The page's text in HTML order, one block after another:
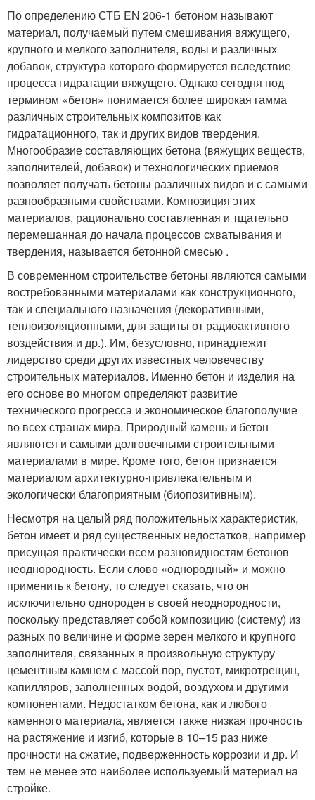
По определению СТБ EN 206-1 бетоном называют
материал, получаемый путем смешивания вяжущего,
крупного и мелкого заполнителя, воды и различных
добавок, структура которого формируется вследствие
процесса гидратации вяжущего. Однако сегодня под
термином «бетон» понимается более широкая гамма
различных строительных композитов как
гидратационного, так и других видов твердения.
Многообразие составляющих бетона (вяжущих веществ,
заполнителей, добавок) и технологических приемов
позволяет получать бетоны различных видов и с самыми
разнообразными свойствами. Композиция этих
материалов, рационально составленная и тщательно
перемешанная до начала процессов схватывания и
твердения, называется бетонной смесью .
В современном строительстве бетоны являются самыми
востребованными материалами как конструкционного,
так и специального назначения (декоративными,
теплоизоляционными, для защиты от радиоактивного
воздействия и др.). Им, безусловно, принадлежит
лидерство среди других известных человечеству
строительных материалов. Именно бетон и изделия на
его основе во многом определяют развитие
технического прогресса и экономическое благополучие
во всех странах мира. Природный камень и бетон
являются и самыми долговечными строительными
материалами в мире. Кроме того, бетон признается
материалом архитектурно-привлекательным и
экологически благоприятным (биопозитивным).
Несмотря на целый ряд положительных характеристик,
бетон имеет и ряд существенных недостатков, например
присущая практически всем разновидностям бетонов
неоднородность. Если слово «однородный» и можно
применить к бетону, то следует сказать, что он
исключительно однороден в своей неоднородности,
поскольку представляет собой композицию (систему) из
разных по величине и форме зерен мелкого и крупного
заполнителя, связанных в произвольную структуру
цементным камнем с массой пор, пустот, микротрещин,
капилляров, заполненных водой, воздухом и другими
компонентами. Недостатком бетона, как и любого
каменного материала, является также низкая прочность
на растяжение и изгиб, которые в 10–15 раз ниже
прочности на сжатие, подверженность коррозии и др. И
тем не менее это наиболее используемый материал на
стройке.